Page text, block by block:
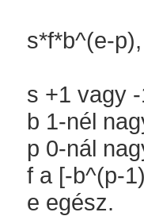
s*f*b^(e-
s +1 vagy
b 1-nél
p 0-nál
f a [-b^(p-
e egész.